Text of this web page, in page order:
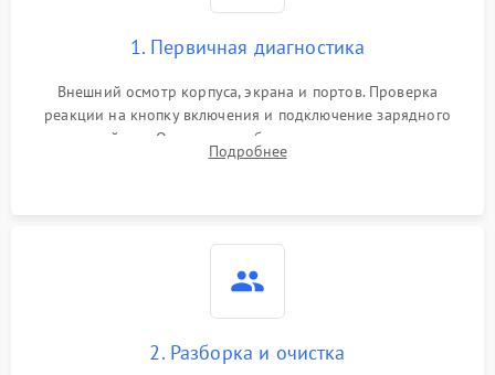
1. Первичная диагностика
Внешний осмотр корпуса, экрана и портов. Проверка
реакции на кнопку включения и подключение зарядного
устройства. Оценка потребления тока с помощью
лабораторного блока питания для локализации проблемы.
Подробнее
2. Разборка и очистка